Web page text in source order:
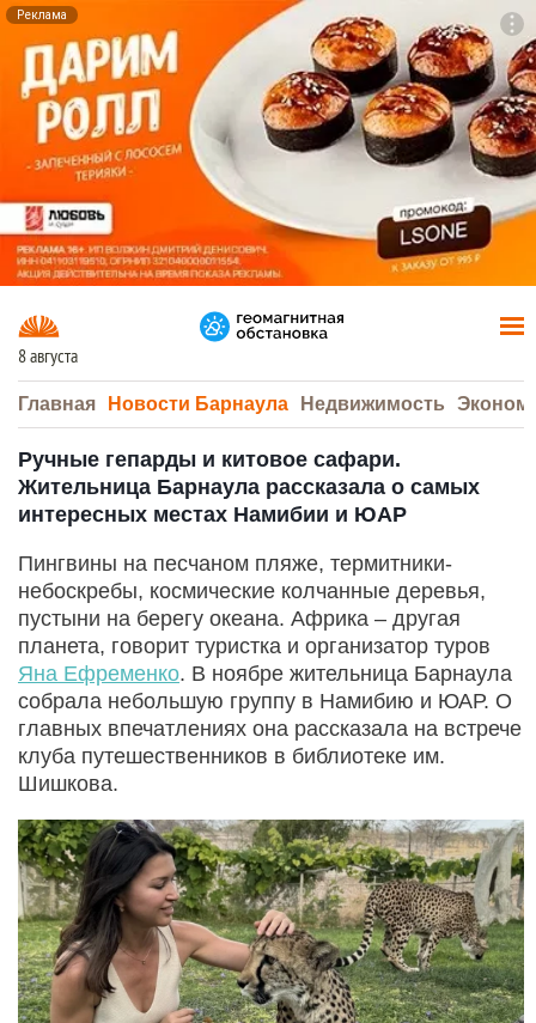
Реклама
8 августа
Главная Новости Барнаула Недвижимость
Ручные гепарды и китовое сафари.
Жительница Барнаула рассказала о самых
интересных местах Намибии и ЮАР
Пингвины на песчаном пляже, термитники-
небоскребы, космические колчанные деревья,
пустыни на берегу океана. Африка – другая
планета, говорит туристка и организатор туров
Яна Ефременко. В ноябре жительница Барнаула
собрала небольшую группу в Намибию и ЮАР. О
главных впечатлениях она рассказала на встрече
клуба путешественников в библиотеке им.
Шишкова.